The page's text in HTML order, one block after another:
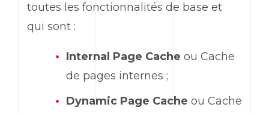
toutes les fonctionnalités de base et
qui sont :
Internal Page Cache ou Cache
de pages internes ;
Dynamic Page Cache ou Cache